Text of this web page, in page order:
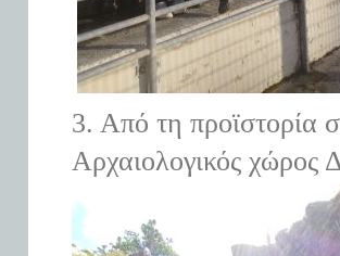
3. Από τη προϊστορία
Αρχαιολογικός χώρος